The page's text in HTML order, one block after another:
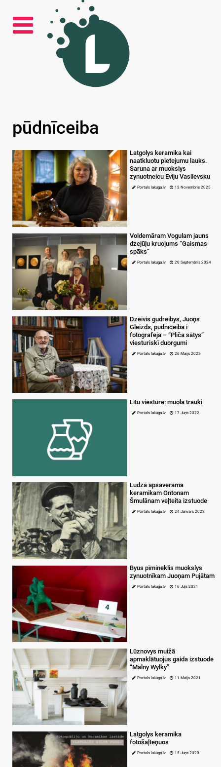
pūdnīceiba
Latgolys keramika kai
naatkluotu pietejumu lauks.
Saruna ar muokslys
zynuotneicu Eviju Vasilevsku
Portals lakuga.lv 12 Novembris 2025
Voldemāram Vogulam jauns
dzejūļu kruojums “Gaismas
spāks”
Portals lakuga.lv 20 Septembris 2024
Dzeivis gudreibys, Juoņs
Gleizds, pūdnīceiba i
fotografeja – “Pliča sātys”
viesturiskī duorgumi
Portals lakuga.lv 26 Maijs 2023
Lītu viesture: muola trauki
Portals lakuga.lv 17 Juņs 2022
Ludzā apsaverama
keramikam Ontonam
Šmulānam veļteita izstuode
Portals lakuga.lv 24 Janvars 2022
Byus pīmineklis muokslys
zynuotnīkam Juoņam Pujātam
Portals lakuga.lv 16 Juļs 2021
Lūznovys muižā
apmaklātuojus gaida izstuode
“Malny Wylky”
Portals lakuga.lv 11 Maijs 2021
Latgolys keramika
fotošaļteņuos
Portals lakuga.lv 15 Juņs 2020